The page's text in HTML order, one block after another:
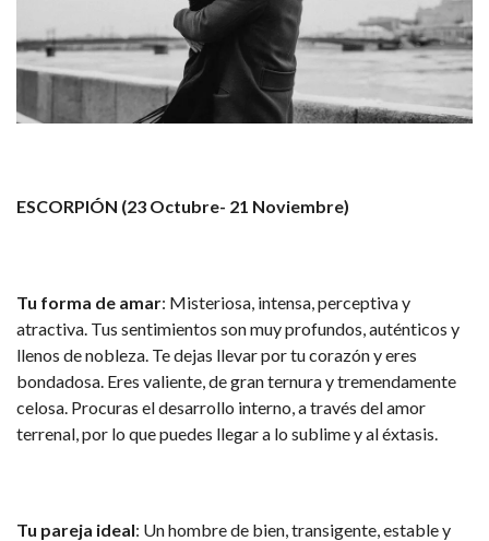
ESCORPIÓN (23 Octubre- 21 Noviembre)
Tu forma de amar: Misteriosa, intensa, perceptiva y
atractiva. Tus sentimientos son muy profundos, auténticos y
llenos de nobleza. Te dejas llevar por tu corazón y eres
bondadosa. Eres valiente, de gran ternura y tremendamente
celosa. Procuras el desarrollo interno, a través del amor
terrenal, por lo que puedes llegar a lo sublime y al éxtasis.
Tu pareja ideal: Un hombre de bien, transigente, estable y